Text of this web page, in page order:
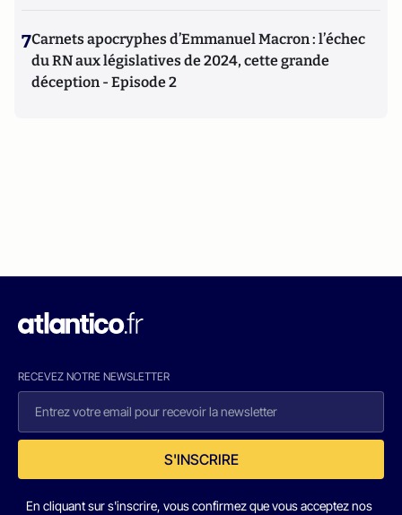
7Carnets apocryphes d’Emmanuel Macron : l’échec
du RN aux législatives de 2024, cette grande
déception - Episode 2
RECEVEZ NOTRE NEWSLETTER
S'INSCRIRE
En cliquant sur s'inscrire, vous confirmez que vous acceptez nos